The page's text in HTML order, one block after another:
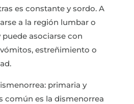
es constante y sordo. A
a la región lumbar o
puede asociarse con
estreñimiento o
primaria y
común es la dismenorrea